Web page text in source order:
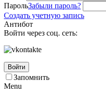
ПарольЗабыли пароль?
Создать учетную запись
Антибот
Войти через соц. сеть:
Войти
Запомнить
Menu